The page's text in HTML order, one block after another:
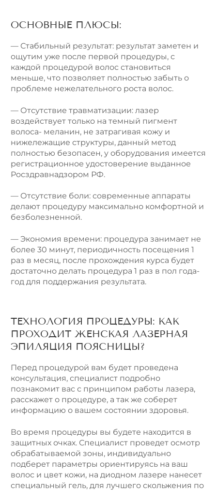
ОСНОВНЫЕ ПЛЮСЫ:
— Стабильный результат: результат заметен и
ощутим уже после первой процедуры, с
каждой процедурой волос становиться
меньше, что позволяет полностью забыть о
проблеме нежелательного роста волос.
— Отсутствие травматизации: лазер
воздействует только на темный пигмент
волоса- меланин, не затрагивая кожу и
нижележащие структуры, данный метод
полностью безопасен, у оборудования имеется
регистрационное удостоверение выданное
Росздравнадзором РФ.
— Отсутствие боли: современные аппараты
делают процедуру максимально комфортной и
безболезненной.
— Экономия времени: процедура занимает не
более 30 минут, периодичность посещения 1
раз в месяц, после прохождения курса будет
достаточно делать процедура 1 раз в пол года-
год для поддержания результата.
ТЕХНОЛОГИЯ ПРОЦЕДУРЫ: КАК
ПРОХОДИТ ЖЕНСКАЯ ЛАЗЕРНАЯ
ЭПИЛЯЦИЯ ПОЯСНИЦЫ?
Перед процедурой вам будет проведена
консультация, специалист подробно
познакомит вас с принципом работы лазера,
расскажет о процедуре, а так же соберет
информацию о вашем состоянии здоровья.
Во время процедуры вы будете находится в
защитных очках. Специалист проведет осмотр
обрабатываемой зоны, индивидуально
подберет параметры ориентируясь на ваш
волос и цвет кожи, на диодном лазере нанесет
специальный гель, для лучшего скольжения по